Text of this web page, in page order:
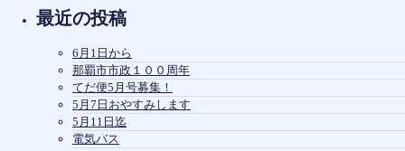
最近の投稿
6月1日から
那覇市市政１００周年
てだ便5月号募集！
5月7日おやすみします
5月11日迄
電気バス